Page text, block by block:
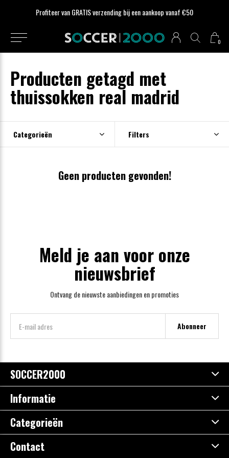
0
Profiteer van GRATIS verzending bij een aankoop vanaf €50
Producten getagd met
thuissokken real madrid
Categorieën Filters
Geen producten gevonden!
Meld je aan voor onze
nieuwsbrief
Ontvang de nieuwste aanbiedingen en promoties
Abonneer
SOCCER2000
Informatie
Categorieën
Contact